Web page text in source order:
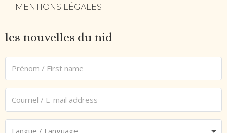
MENTIONS LÉGALES
les nouvelles du nid